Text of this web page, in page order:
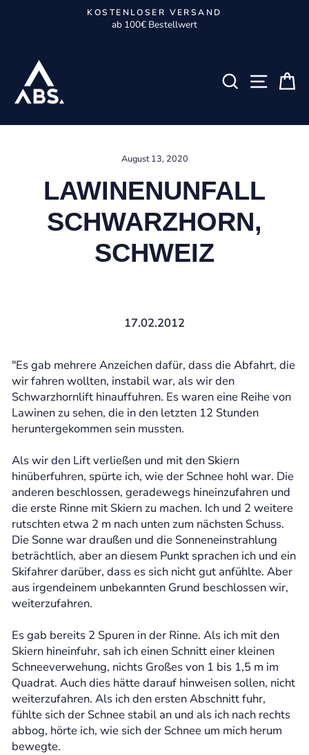
Pause
KOSTENLOSER VERSAND
ab 100€ Bestellwert
SUCHE
August 13, 2020
LAWINENUNFALL
SCHWARZHORN,
SCHWEIZ
17.02.2012
"Es gab mehrere Anzeichen dafür, dass die Abfahrt, die
wir fahren wollten, instabil war, als wir den
Schwarzhornlift hinauffuhren. Es waren eine Reihe von
Lawinen zu sehen, die in den letzten 12 Stunden
heruntergekommen sein mussten.
Als wir den Lift verließen und mit den Skiern
hinüberfuhren, spürte ich, wie der Schnee hohl war. Die
anderen beschlossen, geradewegs hineinzufahren und
die erste Rinne mit Skiern zu machen. Ich und 2 weitere
rutschten etwa 2 m nach unten zum nächsten Schuss.
Die Sonne war draußen und die Sonneneinstrahlung
beträchtlich, aber an diesem Punkt sprachen ich und ein
Skifahrer darüber, dass es sich nicht gut anfühlte. Aber
aus irgendeinem unbekannten Grund beschlossen wir,
weiterzufahren.
Es gab bereits 2 Spuren in der Rinne. Als ich mit den
Skiern hineinfuhr, sah ich einen Schnitt einer kleinen
Schneeverwehung, nichts Großes von 1 bis 1,5 m im
Quadrat. Auch dies hätte darauf hinweisen sollen, nicht
weiterzufahren. Als ich den ersten Abschnitt fuhr,
fühlte sich der Schnee stabil an und als ich nach rechts
abbog, hörte ich, wie sich der Schnee um mich herum
bewegte.